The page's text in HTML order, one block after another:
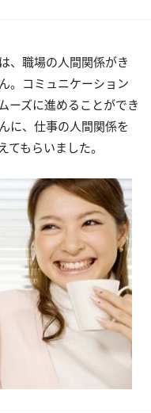
、職場の人間関係がき
。コミュニケーション
ーズに進めることができ
に、仕事の人間関係を
もらいました。